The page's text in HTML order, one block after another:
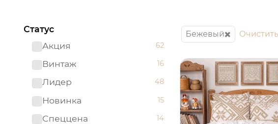
Статус
Акция
62
Винтаж 16
Лидер 48
Новинка 15
Спеццена 14
Бежевый